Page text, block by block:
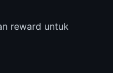
reward untuk